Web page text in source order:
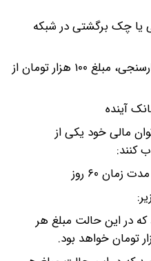
یا چک برگشتی در شبکه
برای تشکیل پرونده و انجام اعتبارسنجی، مبلغ ۱۰۰ هزار تومان از
آینده
مالی خود یکی از
کنند:
۶۰ روز
با نرخ سود ۷ درصد که در این حالت مبلغ هر